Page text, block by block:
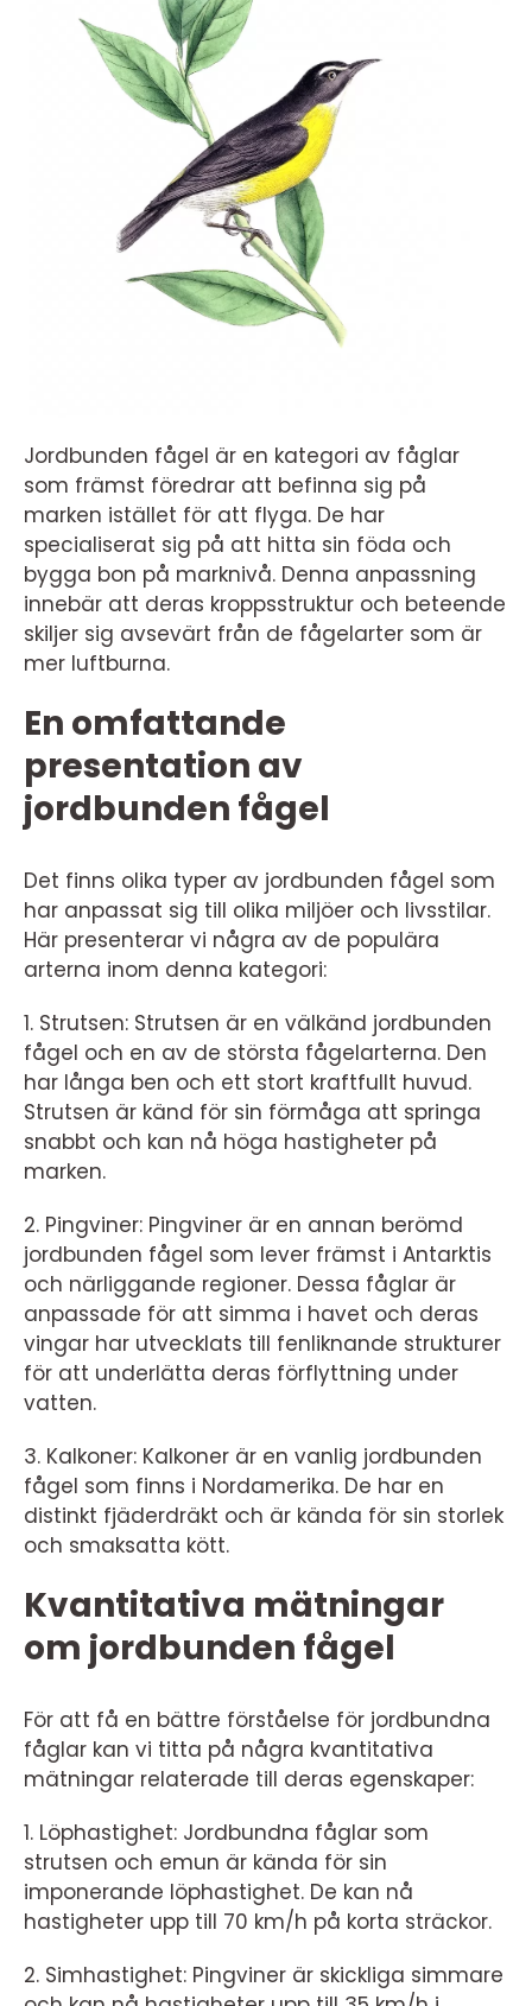
Jordbunden fågel är en kategori av fåglar
som främst föredrar att befinna sig på
marken istället för att flyga. De har
specialiserat sig på att hitta sin föda och
bygga bon på marknivå. Denna anpassning
innebär att deras kroppsstruktur och beteende
skiljer sig avsevärt från de fågelarter som är
mer luftburna.
En omfattande
presentation av
jordbunden fågel
Det finns olika typer av jordbunden fågel som
har anpassat sig till olika miljöer och livsstilar.
Här presenterar vi några av de populära
arterna inom denna kategori:
1. Strutsen: Strutsen är en välkänd jordbunden
fågel och en av de största fågelarterna. Den
har långa ben och ett stort kraftfullt huvud.
Strutsen är känd för sin förmåga att springa
snabbt och kan nå höga hastigheter på
marken.
2. Pingviner: Pingviner är en annan berömd
jordbunden fågel som lever främst i Antarktis
och närliggande regioner. Dessa fåglar är
anpassade för att simma i havet och deras
vingar har utvecklats till fenliknande strukturer
för att underlätta deras förflyttning under
vatten.
3. Kalkoner: Kalkoner är en vanlig jordbunden
fågel som finns i Nordamerika. De har en
distinkt fjäderdräkt och är kända för sin storlek
och smaksatta kött.
Kvantitativa mätningar
om jordbunden fågel
För att få en bättre förståelse för jordbundna
fåglar kan vi titta på några kvantitativa
mätningar relaterade till deras egenskaper:
1. Löphastighet: Jordbundna fåglar som
strutsen och emun är kända för sin
imponerande löphastighet. De kan nå
hastigheter upp till 70 km/h på korta sträckor.
2. Simhastighet: Pingviner är skickliga simmare